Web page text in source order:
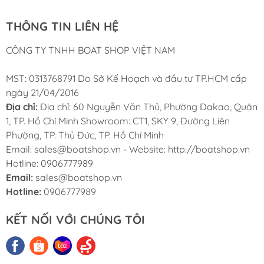
THÔNG TIN LIÊN HỆ
CÔNG TY TNHH BOAT SHOP VIỆT NAM
MST: 0313768791 Do Sở Kế Hoạch và đầu tư TP.HCM cấp
ngày 21/04/2016
Địa chỉ: Địa chỉ: 60 Nguyễn Văn Thủ, Phường Đakao, Quận
1, TP. Hồ Chí Minh Showroom: CT1, SKY 9, Đường Liên
Phường, TP. Thủ Đức, TP. Hồ Chí Minh
Email: sales@boatshop.vn - Website: http://boatshop.vn
Hotline: 0906777989
Email: sales@boatshop.vn
Hotline: 0906777989
KẾT NỐI VỚI CHÚNG TÔI